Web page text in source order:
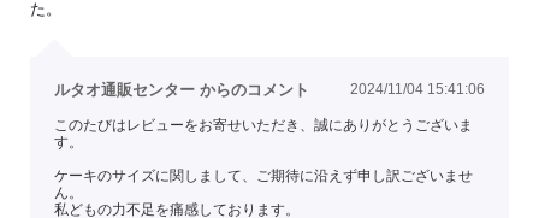
た。
ルタオ通販センター からのコメント 2024/11/04 15:41:06
このたびはレビューをお寄せいただき、誠にありがとうございま
す。
ケーキのサイズに関しまして、ご期待に沿えず申し訳ございませ
ん。
私どもの力不足を痛感しております。